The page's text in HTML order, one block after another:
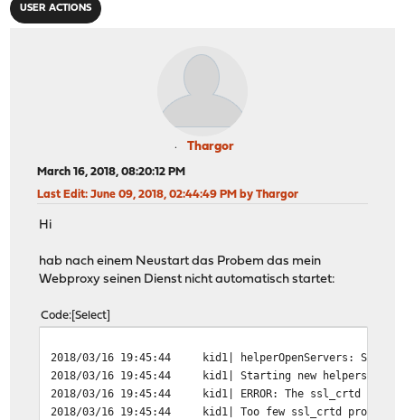
USER ACTIONS
Thargor
March 16, 2018, 08:20:12 PM
Last Edit: June 09, 2018, 02:44:49 PM by Thargor
Hi
hab nach einem Neustart das Probem das mein
Webproxy seinen Dienst nicht automatisch startet:
Code Select
2018/03/16 19:45:44
kid1| helperOpenServers:
2018/03/16 19:45:44
kid1| Starting new helpers
2018/03/16 19:45:44
kid1| ERROR: The ssl_crtd
2018/03/16 19:45:44
kid1| Too few ssl_crtd